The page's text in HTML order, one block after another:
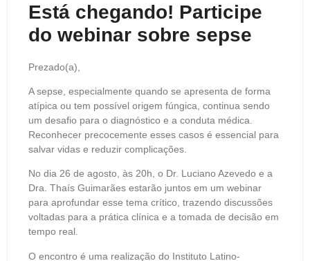
Está chegando! Participe
do webinar sobre sepse
Prezado(a),
A sepse, especialmente quando se apresenta de forma
atípica ou tem possível origem fúngica, continua sendo
um desafio para o diagnóstico e a conduta médica.
Reconhecer precocemente esses casos é essencial para
salvar vidas e reduzir complicações.
No dia 26 de agosto, às 20h, o Dr. Luciano Azevedo e a
Dra. Thaís Guimarães estarão juntos em um webinar
para aprofundar esse tema crítico, trazendo discussões
voltadas para a prática clínica e a tomada de decisão em
tempo real.
O encontro é uma realização do Instituto Latino-